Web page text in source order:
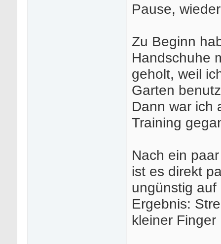
Pause,
Zu Beginn
Handschuhe
geholt, weil
Garten
Dann war ich
Training
Nach ein
ist es direkt
ungünstig
Ergebnis:
kleiner Finger